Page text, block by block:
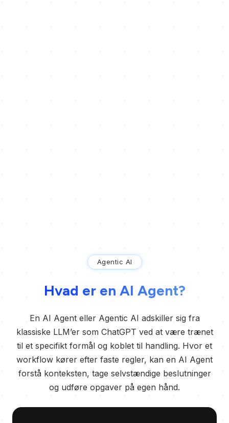
Agentic AI
Hvad er en AI Agent?
En AI Agent eller Agentic AI adskiller sig fra
klassiske LLM’er som ChatGPT ved at være trænet
til et specifikt formål og koblet til handling. Hvor et
workflow kører efter faste regler, kan en AI Agent
forstå konteksten, tage selvstændige beslutninger
og udføre opgaver på egen hånd.